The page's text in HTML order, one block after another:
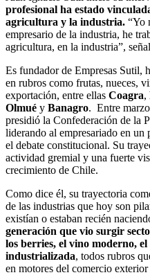
profesional ha estado
agricultura y la industria. “Yo
empresario de la industria, he
agricultura, en la industria”,
Es fundador de Empresas Sutil,
en rubros como frutas, nueces,
exportación, entre ellas Coagra,
Olmué y Banagro. Entre
presidió la Confederación de la
liderando al empresariado en
el debate constitucional. Su
actividad gremial y una fuerte
crecimiento de Chile.
Como dice él, su trayectoria
de las industrias que hoy son
existían o estaban recién
generación que vio surgir
los berries, el vino moderno,
industrializada, todos rubros
en motores del comercio